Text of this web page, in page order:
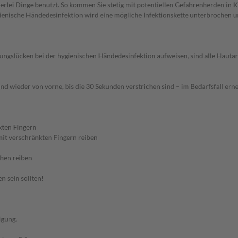
Dinge benutzt. So kommen Sie stetig mit potentiellen Gefahrenherden in
Händedesinfektion wird eine mögliche Infektionskette unterbrochen
bei der hygienischen Händedesinfektion aufweisen, sind alle
wieder von vorne, bis die 30 Sekunden verstrichen sind – im Bedarfsfall
Fingern
verschränkten Fingern reiben
reiben
sein sollten!